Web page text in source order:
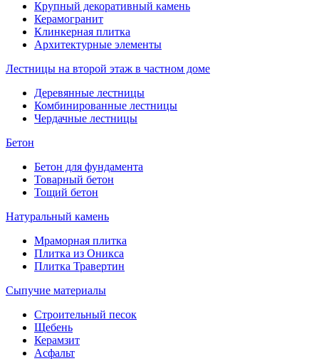
Крупный декоративный камень
Керамогранит
Клинкерная плитка
Архитектурные элементы
Лестницы на второй этаж в частном доме
Деревянные лестницы
Комбинированные лестницы
Чердачные лестницы
Бетон
Бетон для фундамента
Товарный бетон
Тощий бетон
Натуральный камень
Мраморная плитка
Плитка из Оникса
Плитка Травертин
Сыпучие материалы
Строительный песок
Щебень
Керамзит
Асфальт